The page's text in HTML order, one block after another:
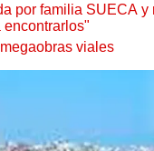
por familia SUECA
viales